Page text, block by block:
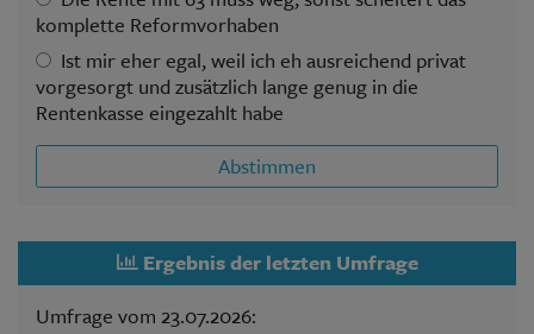
komplette Reformvorhaben
Ist mir eher egal, weil ich eh ausreichend privat
vorgesorgt und zusätzlich lange genug in die
Rentenkasse eingezahlt habe
Abstimmen
Ergebnis der letzten Umfrage
Umfrage vom 23.07.2026: